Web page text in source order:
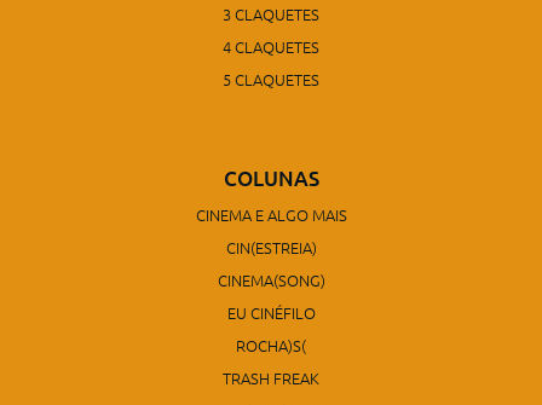
3 CLAQUETES
4 CLAQUETES
5 CLAQUETES
COLUNAS
CINEMA E ALGO MAIS
CIN(ESTREIA)
CINEMA(SONG)
EU CINÉFILO
ROCHA)S(
TRASH FREAK